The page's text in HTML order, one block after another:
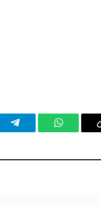
Telegram